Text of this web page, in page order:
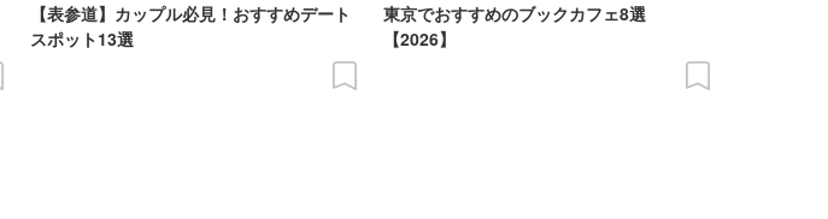
【表参道】カップル必見！おすすめデート
スポット13選
東京でおすすめのブックカフェ8選
【2026】